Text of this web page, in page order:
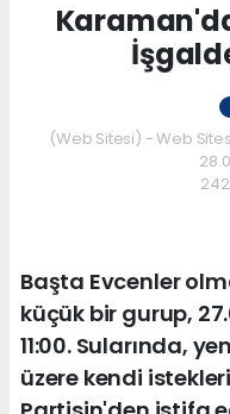
(Web Sitesi) - Web
Başta Evcenler
küçük bir gurup,
11:00. Sularında,
üzere kendi